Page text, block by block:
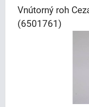
Vnútorný roh
(6501761)